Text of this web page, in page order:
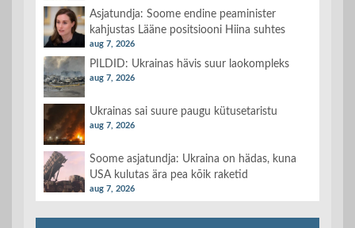
Asjatundja: Soome endine peaminister
kahjustas Lääne positsiooni Hiina suhtes
aug 7, 2026
PILDID: Ukrainas hävis suur laokompleks
aug 7, 2026
Ukrainas sai suure paugu kütusetaristu
aug 7, 2026
Soome asjatundja: Ukraina on hädas, kuna
USA kulutas ära pea kõik raketid
aug 7, 2026